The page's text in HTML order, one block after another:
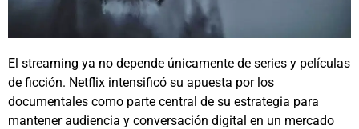
El streaming ya no depende únicamente de series y películas
de ficción. Netflix intensificó su apuesta por los
documentales como parte central de su estrategia para
mantener audiencia y conversación digital en un mercado